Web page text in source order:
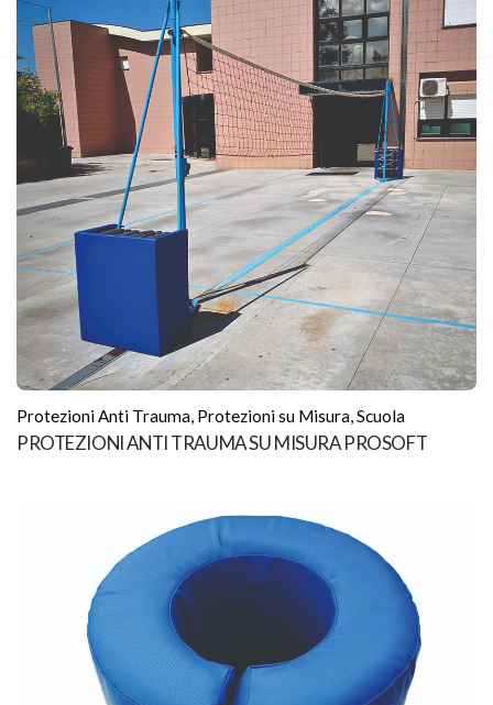
Protezioni Anti Trauma, Protezioni su Misura,Scuola
PROTEZIONI ANTI TRAUMA SU MISURA PROSOFT